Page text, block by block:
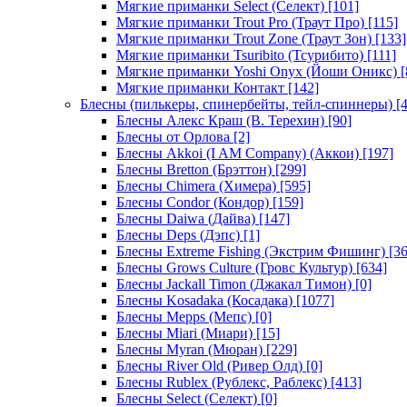
Мягкие приманки Select (Селект) [101]
Мягкие приманки Trout Pro (Траут Про) [115]
Мягкие приманки Trout Zone (Траут Зон) [133]
Мягкие приманки Tsuribito (Тсурибито) [111]
Мягкие приманки Yoshi Onyx (Йоши Оникс)
Мягкие приманки Контакт [142]
Блесны (пилькеры, спинербейты, тейл-спиннеры)
Блесны Алекс Краш (В. Терехин) [90]
Блесны от Орлова [2]
Блесны Akkoi (I AM Company) (Аккои) [197]
Блесны Bretton (Брэттон) [299]
Блесны Chimera (Химера) [595]
Блесны Condor (Кондор) [159]
Блесны Daiwa (Дайва) [147]
Блесны Deps (Дэпс) [1]
Блесны Extreme Fishing (Экстрим Фишинг)
Блесны Grows Culture (Гровс Культур) [634]
Блесны Jackall Timon (Джакал Тимон) [0]
Блесны Kosadaka (Косадака) [1077]
Блесны Mepps (Мепс) [0]
Блесны Miari (Миари) [15]
Блесны Myran (Мюран) [229]
Блесны River Old (Ривер Олд) [0]
Блесны Rublex (Рублекс, Раблекс) [413]
Блесны Select (Селект) [0]